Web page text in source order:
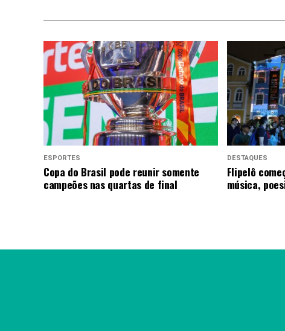
ESPORTES
Copa do Brasil pode reunir somente
campeões nas quartas de final
DESTAQUES
Flipelô
música,